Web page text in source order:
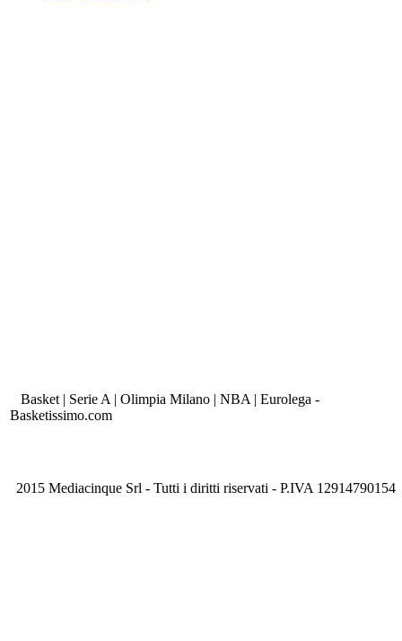
Basket | Serie A | Olimpia Milano | NBA | Eurolega -
Basketissimo.com
2015 Mediacinque Srl - Tutti i diritti riservati - P.IVA 12914790154